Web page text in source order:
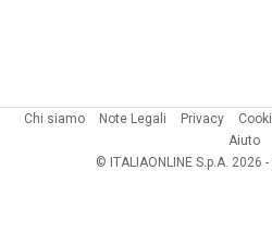
Chi siamo Note Legali Privacy
Aiuto
© ITALIAONLINE S.p.A. 2026